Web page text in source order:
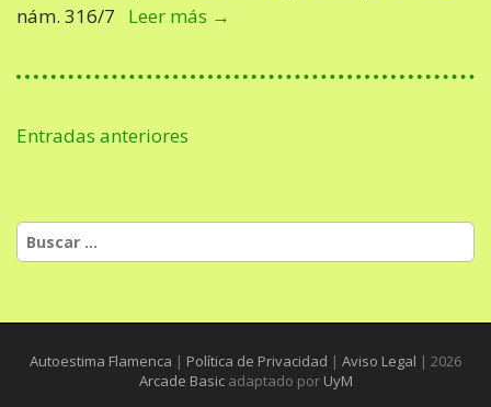
nám. 316/7 Leer más →
Navegación
Entradas anteriores
Buscar:
Autoestima Flamenca | Política de Privacidad | Aviso Legal | 2026
Arcade Basicadaptado por UyM